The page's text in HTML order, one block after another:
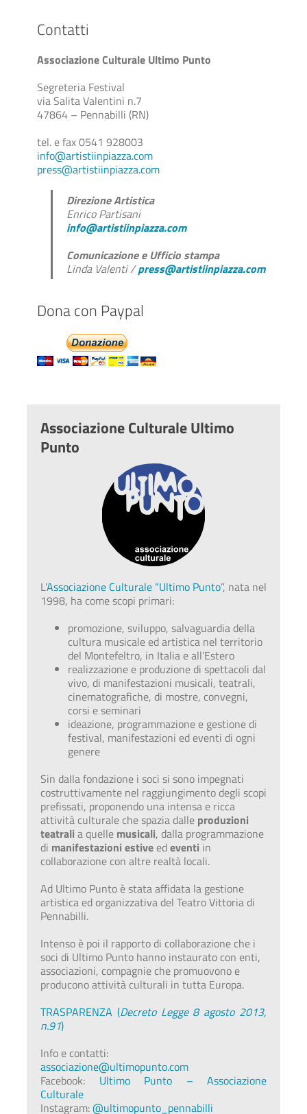
Contatti
Associazione Culturale Ultimo Punto
Segreteria Festival
via Salita Valentini n.7
47864 – Pennabilli (RN)
tel. e fax 0541 928003
info@artistiinpiazza.com
press@artistiinpiazza.com
Direzione Artistica
Enrico Partisani
info@artistiinpiazza.com
Comunicazione e Ufficio stampa
Linda Valenti /press@artistiinpiazza.com
Dona con Paypal
Associazione Culturale Ultimo
Punto
L’Associazione Culturale “Ultimo Punto”, nata nel
1998, ha come scopi primari:
promozione, sviluppo, salvaguardia della
cultura musicale ed artistica nel territorio
del Montefeltro, in Italia e all’Estero
realizzazione e produzione di spettacoli dal
vivo, di manifestazioni musicali, teatrali,
cinematografiche, di mostre, convegni,
corsi e seminari
ideazione, programmazione e gestione di
festival, manifestazioni ed eventi di ogni
genere
Sin dalla fondazione i soci si sono impegnati
costruttivamente nel raggiungimento degli scopi
prefissati, proponendo una intensa e ricca
attività culturale che spazia dalle produzioni
teatrali a quelle musicali, dalla programmazione
di manifestazioni estive edeventi in
collaborazione con altre realtà locali.
Ad Ultimo Punto è stata affidata la gestione
artistica ed organizzativa del Teatro Vittoria di
Pennabilli.
Intenso è poi il rapporto di collaborazione che i
soci di Ultimo Punto hanno instaurato con enti,
associazioni, compagnie che promuovono e
producono attività culturali in tutta Europa.
TRASPARENZA (Decreto Legge 8 agosto 2013,
n.91)
Info e contatti:
associazione@ultimopunto.com
Facebook: Ultimo Punto – Associazione
Culturale
Instagram:@ultimopunto_pennabilli